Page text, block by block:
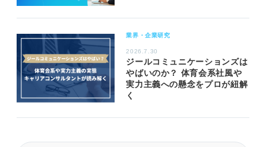
業界・企業研究
2026.7.30
ジールコミュニケーションズは
やばいのか？ 体育会系社風や
実力主義への懸念をプロが紐解
く